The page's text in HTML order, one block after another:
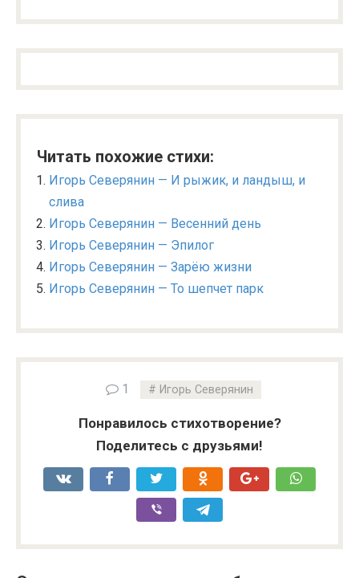
Читать похожие стихи:
Игорь Северянин — И рыжик, и ландыш, и
слива
Игорь Северянин — Весенний день
Игорь Северянин — Эпилог
Игорь Северянин — Зарёю жизни
Игорь Северянин — То шепчет парк
1 Игорь Северянин
Понравилось стихотворение?
Поделитесь с друзьями!